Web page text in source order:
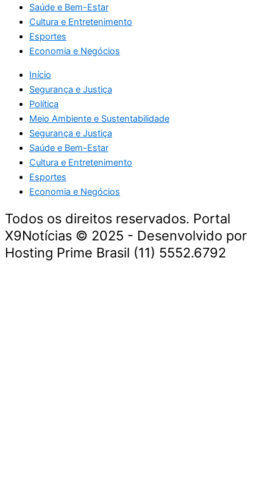
Saúde e Bem-Estar
Cultura e Entretenimento
Esportes
Economia e Negócios
Início
Segurança e Justiça
Política
Meio Ambiente e Sustentabilidade
Segurança e Justiça
Saúde e Bem-Estar
Cultura e Entretenimento
Esportes
Economia e Negócios
Todos os direitos reservados. Portal
X9Notícias © 2025 - Desenvolvido por
Hosting Prime Brasil (11) 5552.6792